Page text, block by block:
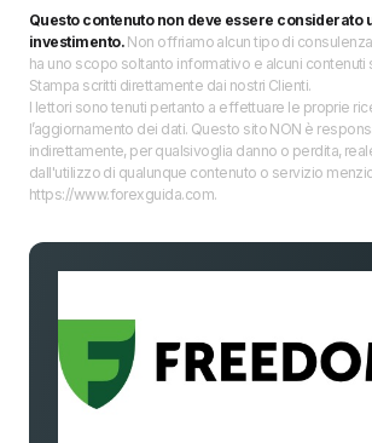
Questo contenuto non deve essere considerato
investimento.Non offriamo alcun tipo di consulenza
ha uno scopo soltanto informativo e alcuni contenuti
Stampa scritti direttamente dai nostri Clienti.
I lettori sono tenuti pertanto a effettuare le proprie
l’aggiornamento dei dati. Questo sito NON è
indirettamente, per qualsivoglia danno o perdita,
dall'utilizzo di qualunque contenuto o servizio
https://www.forexguida.com.